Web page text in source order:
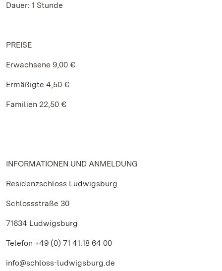
Dauer: 1 Stunde
PREISE
Erwachsene 9,00 €
Ermäßigte 4,50 €
Familien 22,50 €
INFORMATIONEN UND ANMELDUNG
Residenzschloss Ludwigsburg
Schlossstraße 30
71634 Ludwigsburg
Telefon +49 (0) 71 41.18 64 00
info@schloss-ludwigsburg.de